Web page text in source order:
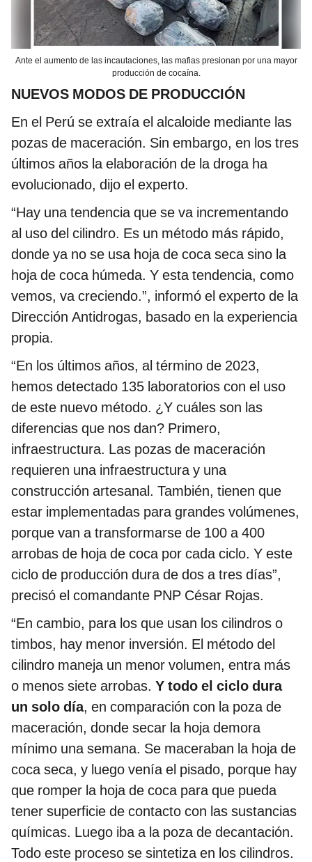
Ante el aumento de las incautaciones, las mafias presionan por una mayor
producción de cocaína.
NUEVOS MODOS DE PRODUCCIÓN
En el Perú se extraía el alcaloide mediante las
pozas de maceración. Sin embargo, en los tres
últimos años la elaboración de la droga ha
evolucionado, dijo el experto.
“Hay una tendencia que se va incrementando
al uso del cilindro. Es un método más rápido,
donde ya no se usa hoja de coca seca sino la
hoja de coca húmeda. Y esta tendencia, como
vemos, va creciendo.”, informó el experto de la
Dirección Antidrogas, basado en la experiencia
propia.
“En los últimos años, al término de 2023,
hemos detectado 135 laboratorios con el uso
de este nuevo método. ¿Y cuáles son las
diferencias que nos dan? Primero,
infraestructura. Las pozas de maceración
requieren una infraestructura y una
construcción artesanal. También, tienen que
estar implementadas para grandes volúmenes,
porque van a transformarse de 100 a 400
arrobas de hoja de coca por cada ciclo. Y este
ciclo de producción dura de dos a tres días”,
precisó el comandante PNP César Rojas.
“En cambio, para los que usan los cilindros o
timbos, hay menor inversión. El método del
cilindro maneja un menor volumen, entra más
o menos siete arrobas. Y todo el ciclo dura
un solo día, en comparación con la poza de
maceración, donde secar la hoja demora
mínimo una semana. Se maceraban la hoja de
coca seca, y luego venía el pisado, porque hay
que romper la hoja de coca para que pueda
tener superficie de contacto con las sustancias
químicas. Luego iba a la poza de decantación.
Todo este proceso se sintetiza en los cilindros.